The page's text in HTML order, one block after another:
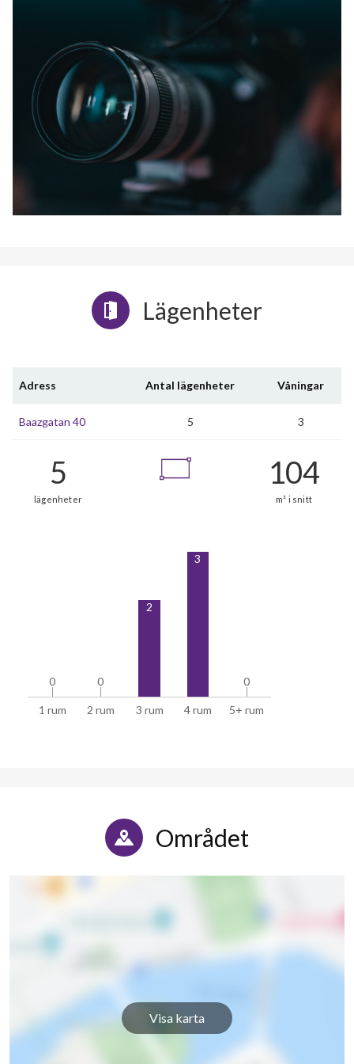
Lägenheter
Adress Antal lägenheter Våningar
Baazgatan 40 5 3
1 rum 2 rum 3 rum 4 rum 5+ rum
0
0 0
0
2
3
0
0
Området
Visa karta